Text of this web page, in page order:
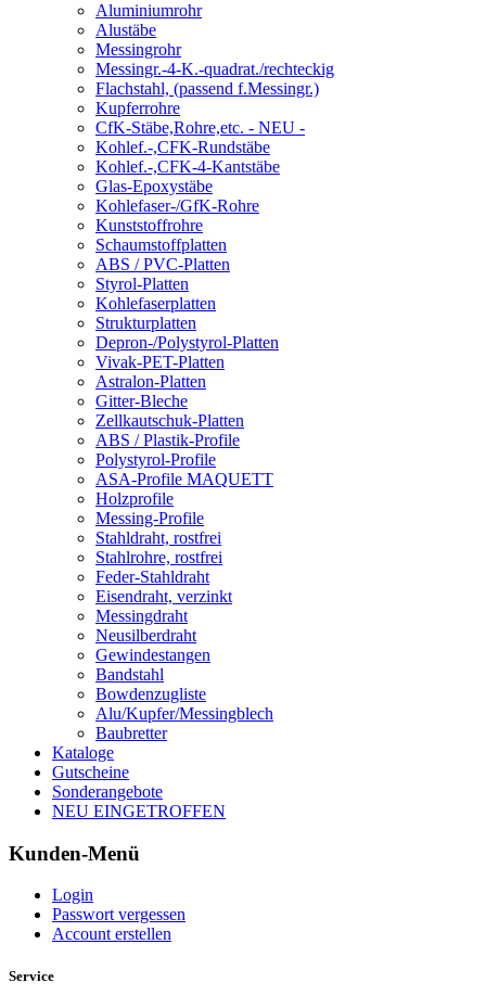
Aluminiumrohr
Alustäbe
Messingrohr
Messingr.-4-K.-quadrat./rechteckig
Flachstahl, (passend f.Messingr.)
Kupferrohre
CfK-Stäbe,Rohre,etc. - NEU -
Kohlef.-,CFK-Rundstäbe
Kohlef.-,CFK-4-Kantstäbe
Glas-Epoxystäbe
Kohlefaser-/GfK-Rohre
Kunststoffrohre
Schaumstoffplatten
ABS / PVC-Platten
Styrol-Platten
Kohlefaserplatten
Strukturplatten
Depron-/Polystyrol-Platten
Vivak-PET-Platten
Astralon-Platten
Gitter-Bleche
Zellkautschuk-Platten
ABS / Plastik-Profile
Polystyrol-Profile
ASA-Profile MAQUETT
Holzprofile
Messing-Profile
Stahldraht, rostfrei
Stahlrohre, rostfrei
Feder-Stahldraht
Eisendraht, verzinkt
Messingdraht
Neusilberdraht
Gewindestangen
Bandstahl
Bowdenzugliste
Alu/Kupfer/Messingblech
Baubretter
Kataloge
Gutscheine
Sonderangebote
NEU EINGETROFFEN
Kunden-Menü
Login
Passwort vergessen
Account erstellen
Service